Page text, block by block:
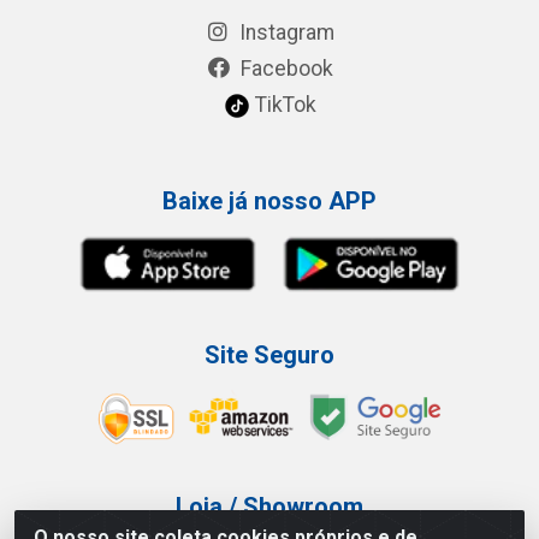
Instagram
Facebook
TikTok
Baixe já nosso APP
Site Seguro
Loja / Showroom